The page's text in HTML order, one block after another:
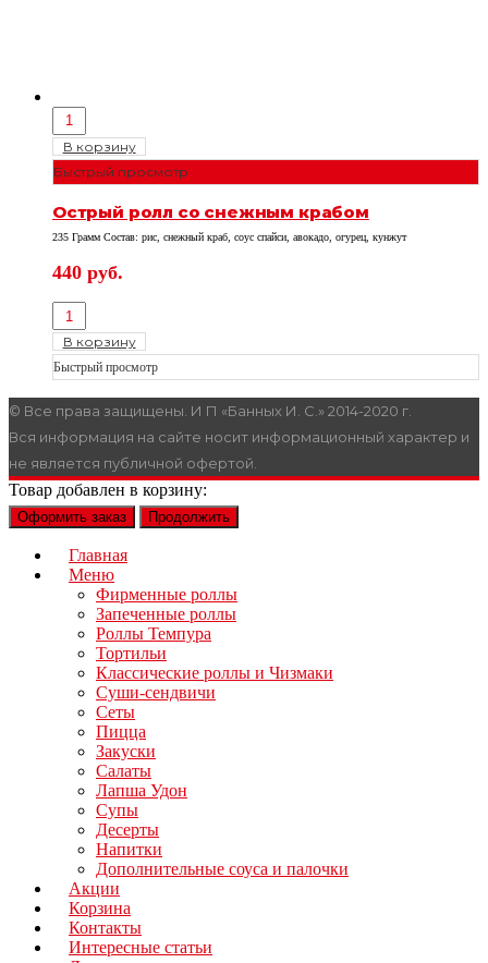
В корзину
Быстрый просмотр
Острый ролл со снежным крабом
235 Грамм Состав: рис, снежный краб, соус спайси, авокадо, огурец, кунжут
440 руб.
В корзину
Быстрый просмотр
© Все права защищены. И П «Банных И. С.» 2014-2020 г.
Вся информация на сайте носит информационный характер и
не является публичной офертой.
Товар добавлен в корзину:
Оформить заказ Продолжить
Главная
Меню
Фирменные роллы
Запеченные роллы
Роллы Темпура
Тортильи
Классические роллы и Чизмаки
Суши-сендвичи
Сеты
Пицца
Закуски
Салаты
Лапша Удон
Супы
Десерты
Напитки
Дополнительные соуса и палочки
Акции
Корзина
Контакты
Интересные статьи